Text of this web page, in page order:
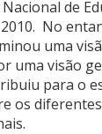
de
No
uma
uma visão
para o
os